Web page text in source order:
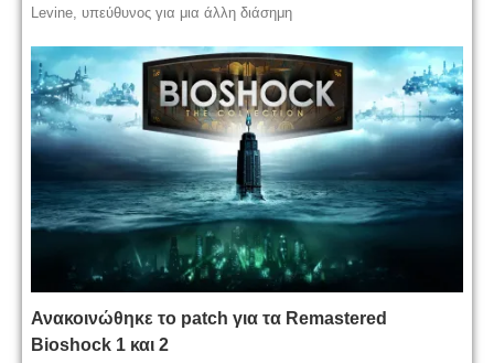
Levine, υπεύθυνος για μια άλλη διάσημη
Ανακοινώθηκε το patch για τα Remastered
Bioshock 1 και 2